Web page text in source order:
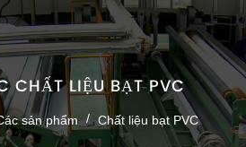
CHẤT LIỆU BẠT PVC
sản phẩm / Chất liệu bạt PVC